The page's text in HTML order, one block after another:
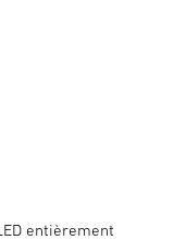
entièrement